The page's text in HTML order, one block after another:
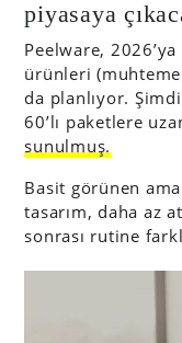
piyasaya
Peelware,
ürünleri
da planlıyor.
60’lı paketlere
sunulmuş.
Basit görünen
tasarım, daha az
sonrası rutine